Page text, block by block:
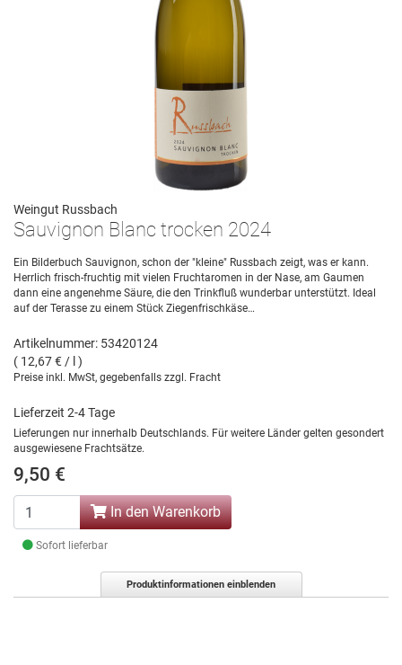
Weingut Russbach
Sauvignon Blanc trocken 2024
Ein Bilderbuch Sauvignon, schon der "kleine" Russbach zeigt, was er kann.
Herrlich frisch-fruchtig mit vielen Fruchtaromen in der Nase, am Gaumen
dann eine angenehme Säure, die den Trinkfluß wunderbar unterstützt. Ideal
auf der Terasse zu einem Stück Ziegenfrischkäse…
Artikelnummer: 53420124
( 12,67 € / l )
Preise inkl. MwSt, gegebenfalls zzgl. Fracht
Lieferzeit 2-4 Tage
Lieferungen nur innerhalb Deutschlands. Für weitere Länder gelten gesondert
ausgewiesene Frachtsätze.
9,50 €
In den Warenkorb
Sofort lieferbar
Produktinformationen einblenden